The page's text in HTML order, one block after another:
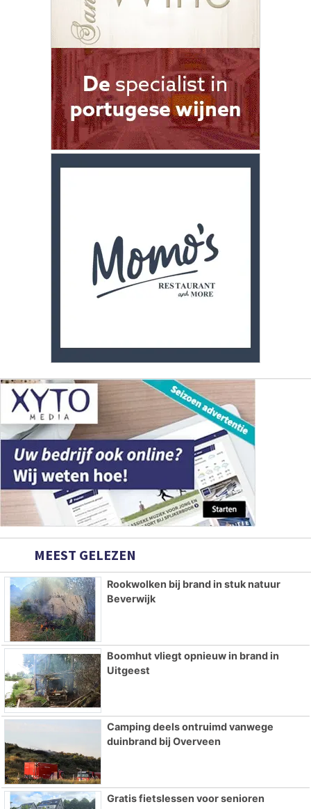
MEEST GELEZEN
Rookwolken bij brand in stuk natuur
Beverwijk
Boomhut vliegt opnieuw in brand in
Uitgeest
Camping deels ontruimd vanwege
duinbrand bij Overveen
Gratis fietslessen voor senioren